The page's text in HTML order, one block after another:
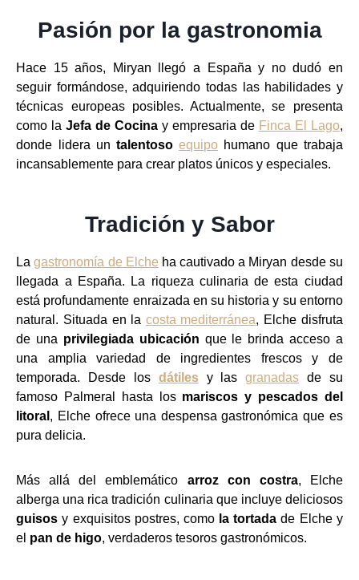
Pasión por la gastronomia
Hace 15 años, Miryan llegó a España y no dudó en
seguir formándose, adquiriendo todas las habilidades y
técnicas europeas posibles. Actualmente, se presenta
como laJefa de Cocina y empresaria de Finca El Lago,
donde lidera un talentosoequipo humano que trabaja
incansablemente para crear platos únicos y especiales.
Tradición y Sabor
Lagastronomía de Elche ha cautivado a Miryan desde su
llegada a España. La riqueza culinaria de esta ciudad
está profundamente enraizada en su historia y su entorno
natural. Situada en la costa mediterránea, Elche disfruta
de una privilegiada ubicación que le brinda acceso a
una amplia variedad de ingredientes frescos y de
temporada. Desde los dátilesy lasgranadas de su
famoso Palmeral hasta los mariscos y pescados del
litoral , Elche ofrece una despensa gastronómica que es
pura delicia.
Más allá del emblemático arroz con costra, Elche
alberga una rica tradición culinaria que incluye deliciosos
guisos y exquisitos postres, como la tortadade Elche y
el pan de higo, verdaderos tesoros gastronómicos.